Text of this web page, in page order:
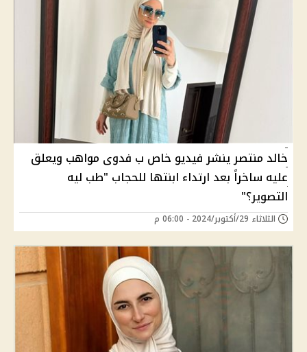
خالد منتصر ينشر فيديو خاص ب فدوى مواهب ويعلق
عليه ساخراً بعد ارتداء ابنتها للحجاب "طب ليه
التصوير؟"
الثلاثاء 29/أكتوبر/2024 - 06:00 م